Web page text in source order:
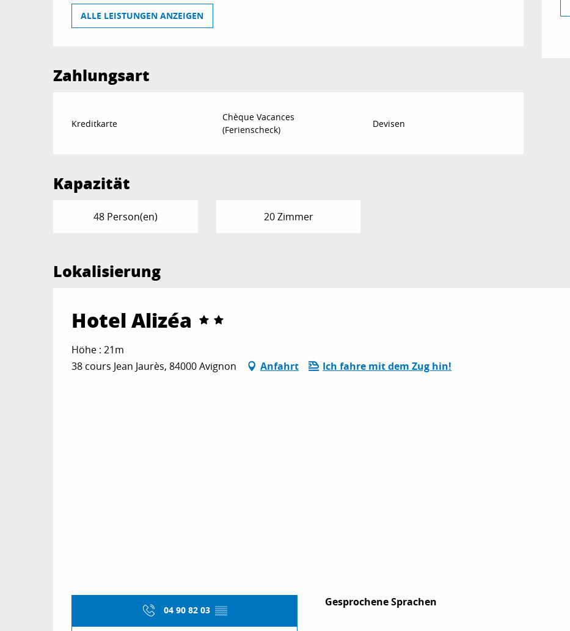
ALLE LEISTUNGEN ANZEIGEN
Zahlungsart
Kreditkarte
Chèque Vacances
(Ferienscheck)
Devisen
Kapazität
48 Person(en) 20 Zimmer
Lokalisierung
Hotel Alizéa
Höhe : 21m
38 cours Jean Jaurès, 84000 Avignon
Anfahrt Ich fahre mit dem Zug hin!
04 90 82 03 ▒▒
Gesprochene Sprachen
Gesprochene Sprachen